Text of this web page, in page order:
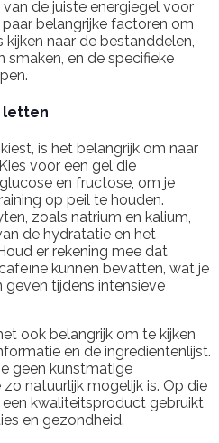
de juiste energiegel voor
belangrijke factoren om
naar de bestanddelen,
smaken, en de specifieke
letten
is het belangrijk om naar
voor een gel die
en fructose, om je
op peil te houden.
zoals natrium en kalium,
de hydratatie en het
er rekening mee dat
kunnen bevatten, wat je
geven tijdens intensieve
ook belangrijk om te kijken
en de ingrediëntenlijst.
geen kunstmatige
natuurlijk mogelijk is. Op die
kwaliteitsproduct gebruikt
en gezondheid.